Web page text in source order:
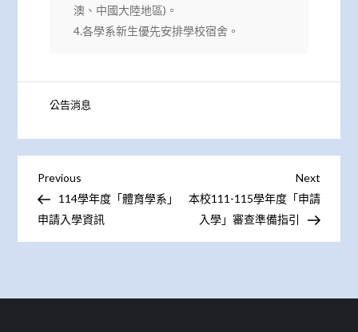
澳、中國大陸地區)。
4.各學系新生優先安排學校宿舍。
公告消息
文
章
覽
Previous
Post
Previous
114學年度「體育學系」
申請入學資訊
Next
Post
Next
本校111-115學年度「申請
入學」審查準備指引